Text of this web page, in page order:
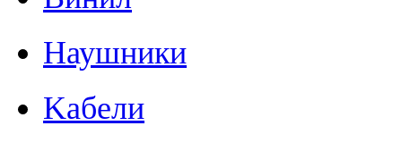
Наушники
Kабели